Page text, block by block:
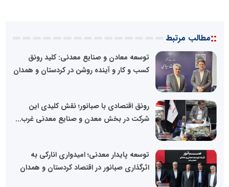
::مطالب مرتبط
توسعه معادن و صنایع معدنی: کلید رونق
کسب و کار و آینده روشن در کردستان و همدان
رونق اقتصادی با صبانور؛ نقش کلیدی این
شرکت در بخش معدن و صنایع معدنی غرب...
توسعه پایدار معدنی؛ امیدواری انارکی به
اثرگذاری صبانور در اقتصاد کردستان و همدان